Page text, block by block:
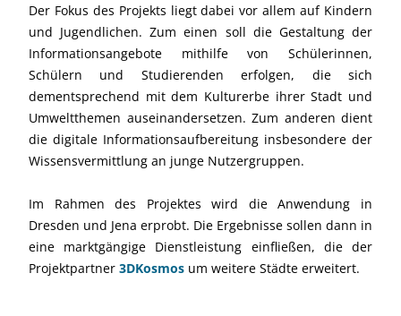
Der Fokus des Projekts liegt dabei vor allem auf Kindern
und Jugendlichen. Zum einen soll die Gestaltung der
Informationsangebote mithilfe von Schülerinnen,
Schülern und Studierenden erfolgen, die sich
dementsprechend mit dem Kulturerbe ihrer Stadt und
Umweltthemen auseinandersetzen. Zum anderen dient
die digitale Informationsaufbereitung insbesondere der
Wissensvermittlung an junge Nutzergruppen.
Im Rahmen des Projektes wird die Anwendung in
Dresden und Jena erprobt. Die Ergebnisse sollen dann in
eine marktgängige Dienstleistung einfließen, die der
Projektpartner 3DKosmos um weitere Städte erweitert.